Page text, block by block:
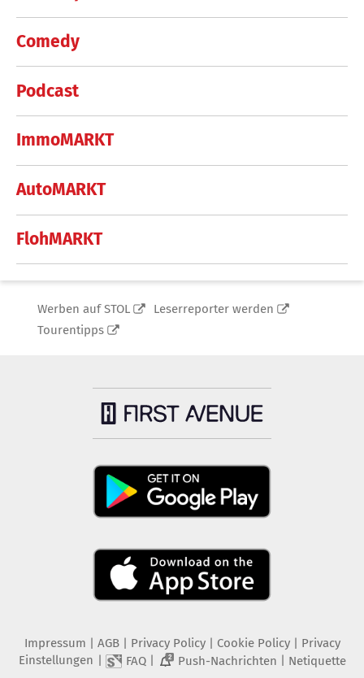
Comedy
Podcast
ImmoMARKT
AutoMARKT
FlohMARKT
Werben auf STOL
Leserreporter werden
Tourentipps
Impressum AGB Privacy Policy| Cookie Policy| Privacy
Einstellungen
FAQ| 2 Push-Nachrichten Netiquette